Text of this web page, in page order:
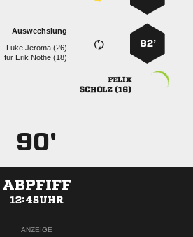
82’
Auswechslung
  
für   

 
90'
ABPFIFF
12:45UHR
ANZEIGE